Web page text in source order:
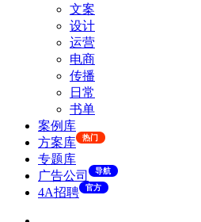
文案
设计
运营
电商
传播
日常
书单
案例库
方案库
热门
专题库
广告公司
导航
4A招聘 官方